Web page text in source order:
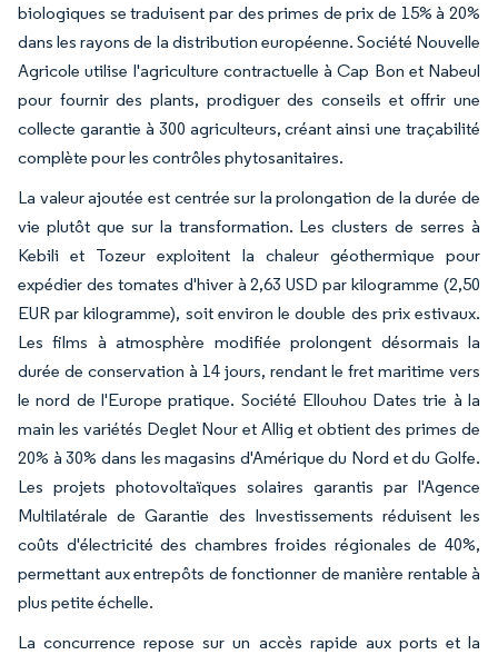
biologiques se traduisent par des primes de prix de 15% à 20%
dans les rayons de la distribution européenne. Société Nouvelle
Agricole utilise l'agriculture contractuelle à Cap Bon et Nabeul
pour fournir des plants, prodiguer des conseils et offrir une
collecte garantie à 300 agriculteurs, créant ainsi une traçabilité
complète pour les contrôles phytosanitaires.
La valeur ajoutée est centrée sur la prolongation de la durée de
vie plutôt que sur la transformation. Les clusters de serres à
Kebili et Tozeur exploitent la chaleur géothermique pour
expédier des tomates d'hiver à 2,63 USD par kilogramme (2,50
EUR par kilogramme), soit environ le double des prix estivaux.
Les films à atmosphère modifiée prolongent désormais la
durée de conservation à 14 jours, rendant le fret maritime vers
le nord de l'Europe pratique. Société Ellouhou Dates trie à la
main les variétés Deglet Nour et Allig et obtient des primes de
20% à 30% dans les magasins d'Amérique du Nord et du Golfe.
Les projets photovoltaïques solaires garantis par l'Agence
Multilatérale de Garantie des Investissements réduisent les
coûts d'électricité des chambres froides régionales de 40%,
permettant aux entrepôts de fonctionner de manière rentable à
plus petite échelle.
La concurrence repose sur un accès rapide aux ports et la